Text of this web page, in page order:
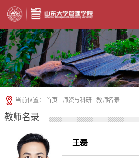
当前位置： 首页 - 师资与科研 -教师名录
教师名录
王磊